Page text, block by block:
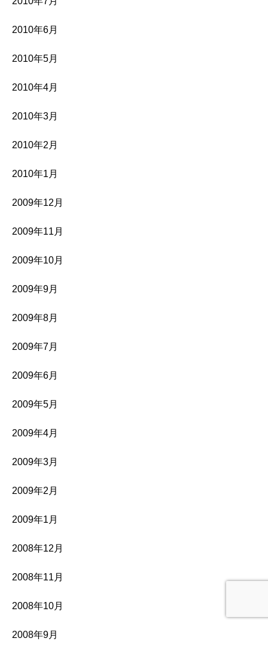
2010年6月
2010年5月
2010年4月
2010年3月
2010年2月
2010年1月
2009年12月
2009年11月
2009年10月
2009年9月
2009年8月
2009年7月
2009年6月
2009年5月
2009年4月
2009年3月
2009年2月
2009年1月
2008年12月
2008年11月
2008年10月
2008年9月